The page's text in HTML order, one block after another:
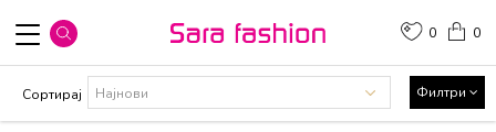
0
0
Сортирај Филтри